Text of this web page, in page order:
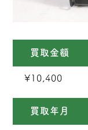
買取金額
¥10,400
買取年月